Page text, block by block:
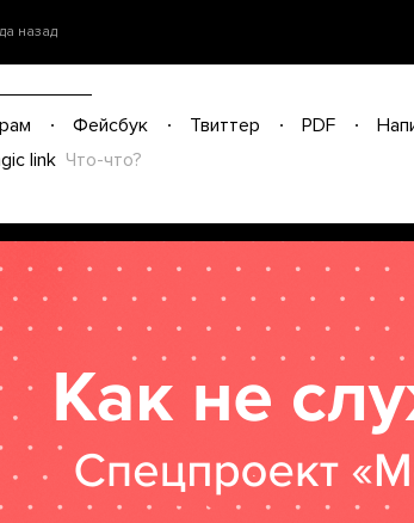
назад
Фейсбук Твиттер PDF
link Что-что?